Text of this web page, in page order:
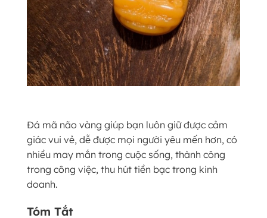
Đá mã não vàng giúp bạn luôn giữ được cảm
giác vui vẻ, dễ được mọi người yêu mến hơn, có
nhiều may mắn trong cuộc sống, thành công
trong công việc, thu hút tiền bạc trong kinh
doanh.
Tóm Tắt